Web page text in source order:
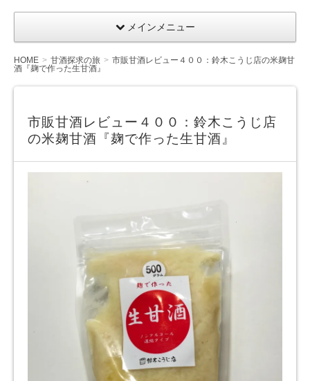
メインメニュー
HOME 甘酒探求の旅
市販甘酒レビュー４００：鈴木こうじ店の米麹甘
酒『麹で作った生甘酒』
市販甘酒レビュー４００：鈴木こうじ店
の米麹甘酒『麹で作った生甘酒』